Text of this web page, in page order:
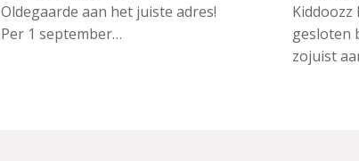
Oldegaarde aan het juiste adres!
Per 1 september…
gesloten
zojuist